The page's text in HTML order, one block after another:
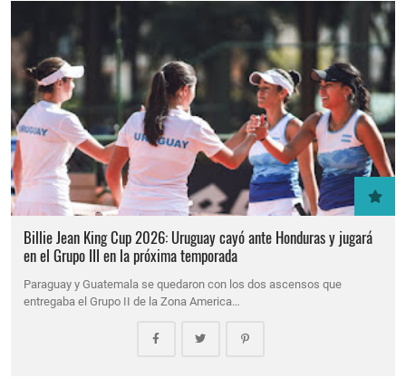
Billie Jean King Cup 2026: Uruguay cayó ante Honduras y jugará
en el Grupo III en la próxima temporada
Paraguay y Guatemala se quedaron con los dos ascensos que
entregaba el Grupo II de la Zona America…